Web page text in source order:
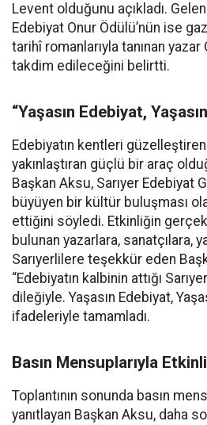
Levent olduğunu açıkladı.
Edebiyat Onur Ödülü’nün ise
tarihî romanlarıyla tanınan yazar
takdim edileceğini belirtti.
“Yaşasın Edebiyat,
Edebiyatın kentleri
yakınlaştıran güçlü bir araç
Başkan Aksu, Sarıyer Edebiyat
büyüyen bir kültür buluşması
ettiğini söyledi. Etkinliğin
bulunan yazarlara, sanatçılara,
Sarıyerlilere teşekkür eden
“Edebiyatın kalbinin attığı
dileğiyle. Yaşasın Edebiyat,
ifadeleriyle tamamladı.
Basın Mensuplarıyla
Toplantının sonunda basın
yanıtlayan Başkan Aksu, daha